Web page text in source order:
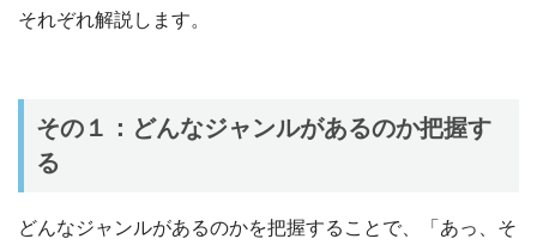
それぞれ解説します。
その１：どんなジャンルがあるのか把握す
る
どんなジャンルがあるのかを把握することで、「あっ、そ